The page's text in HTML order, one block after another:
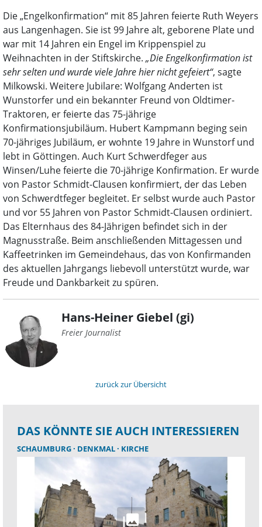
Die „Engelkonfirmation“ mit 85 Jahren feierte Ruth Weyers
aus Langenhagen. Sie ist 99 Jahre alt, geborene Plate und
war mit 14 Jahren ein Engel im Krippenspiel zu
Weihnachten in der Stiftskirche. „Die Engelkonfirmation ist
sehr selten und wurde viele Jahre hier nicht gefeiert“, sagte
Milkowski. Weitere Jubilare: Wolfgang Anderten ist
Wunstorfer und ein bekannter Freund von Oldtimer-
Traktoren, er feierte das 75-jährige
Konfirmationsjubiläum. Hubert Kampmann beging sein
70-jähriges Jubiläum, er wohnte 19 Jahre in Wunstorf und
lebt in Göttingen. Auch Kurt Schwerdfeger aus
Winsen/Luhe feierte die 70-jährige Konfirmation. Er wurde
von Pastor Schmidt-Clausen konfirmiert, der das Leben
von Schwerdtfeger begleitet. Er selbst wurde auch Pastor
und vor 55 Jahren von Pastor Schmidt-Clausen ordiniert.
Das Elternhaus des 84-Jährigen befindet sich in der
Magnusstraße. Beim anschließenden Mittagessen und
Kaffeetrinken im Gemeindehaus, das von Konfirmanden
des aktuellen Jahrgangs liebevoll unterstützt wurde, war
Freude und Dankbarkeit zu spüren.
Hans-Heiner Giebel (gi)
Freier Journalist
zurück zur Übersicht
DAS KÖNNTE SIE AUCH INTERESSIEREN
SCHAUMBURG DENKMAL KIRCHE